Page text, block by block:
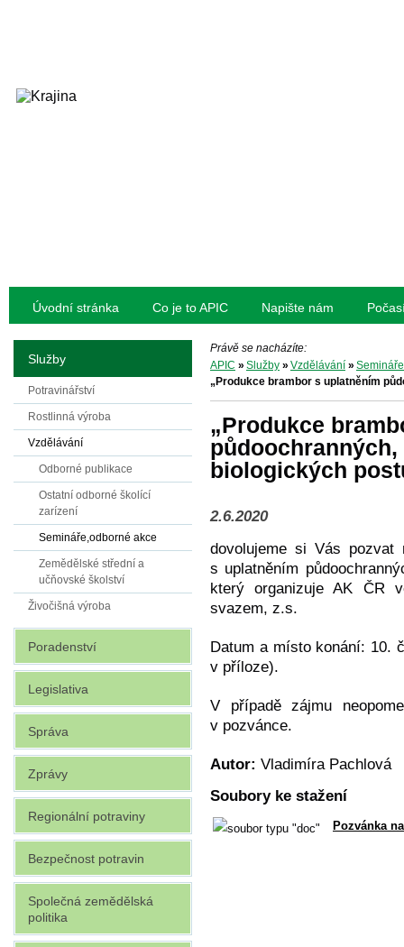
Úvodní stránka Co je to APIC Napište nám
Právě se nacházíte:
APIC » Služby » Vzdělávání »
„Produkce brambor s uplatněním
„Produkce
biologických
2.6.2020
dovolujeme si Vás pozvat
s uplatněním
který organizuje AK ČR
svazem, z.s.
Datum a místo konání: 10.
v příloze).
V případě zájmu
v pozvánce.
Autor: Vladimíra Pachlová
Soubory ke stažení
Pozvánka
Služby
Potravinářství
Rostlinná výroba
Vzdělávání
Odborné publikace
Ostatní odborné školící
zarízení
Semináře,odborné akce
Zemědělské střední a
učňovské školství
Živočišná výroba
Poradenství
Legislativa
Správa
Zprávy
Regionální potraviny
Bezpečnost potravin
Společná zemědělská
politika